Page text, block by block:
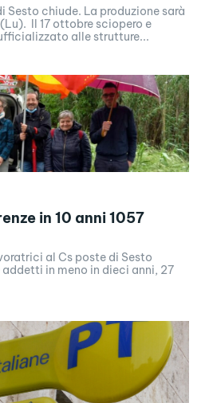
chiude. La produzione sarà
Il 17 ottobre sciopero e
ha ufficializzato alle strutture...
in 10 anni 1057
al Cs poste di Sesto
addetti in meno in dieci anni, 27